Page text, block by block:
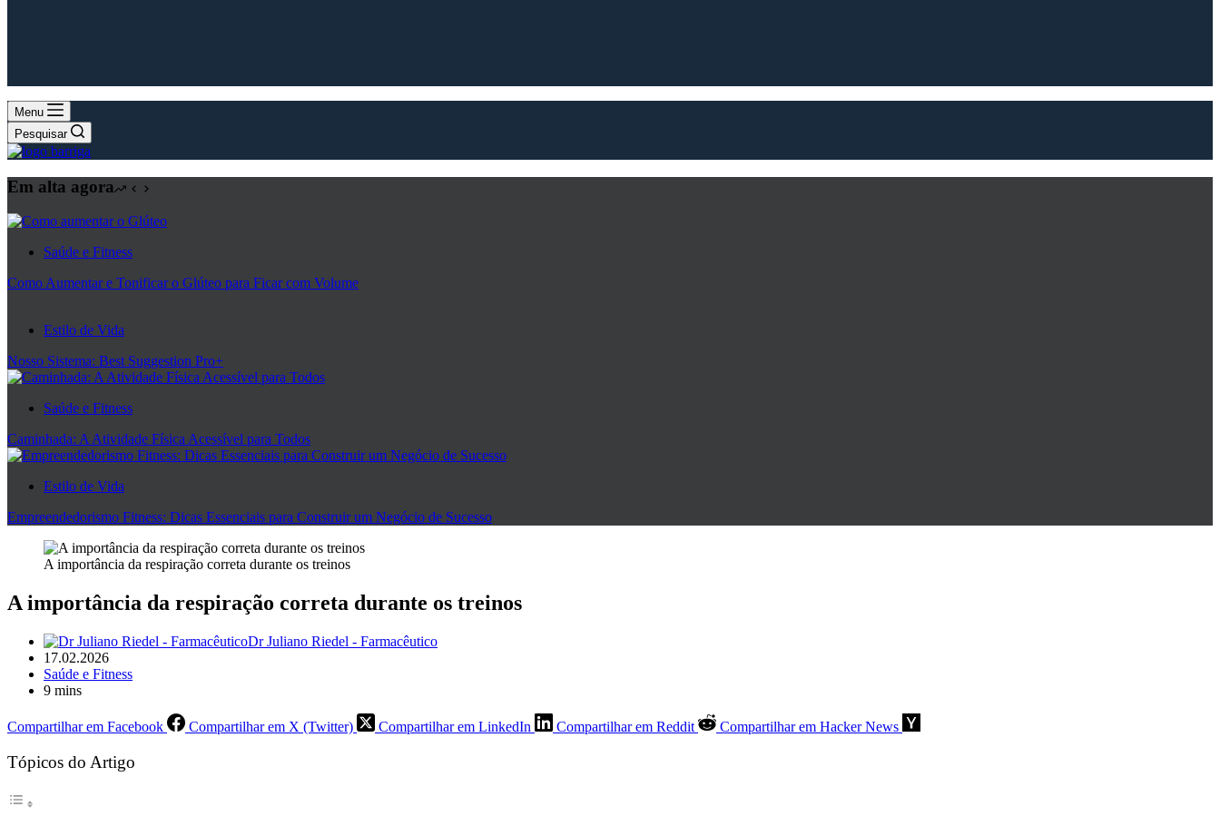
Menu
Pesquisar
Em alta agora
Saúde e Fitness
Como Aumentar e Tonificar o Glúteo para Ficar com Volume
Estilo de Vida
Nosso Sistema: Best Suggestion Pro+
Saúde e Fitness
Caminhada: A Atividade Física Acessível para Todos
Estilo de Vida
Empreendedorismo Fitness: Dicas Essenciais para Construir um Negócio de Sucesso
A importância da respiração correta durante os treinos
A importância da respiração correta durante os treinos
Dr Juliano Riedel - Farmacêutico
17.02.2026
Saúde e Fitness
9 mins
Compartilhar em Facebook Compartilhar em X (Twitter) Compartilhar em LinkedIn Compartilhar em Reddit Compartilhar em Hacker News
Tópicos do Artigo